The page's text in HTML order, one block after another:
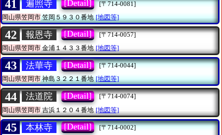
41 遍照寺 [Detail]
[〒714-0081]
岡山県笠岡市笠岡５９３０番地 [地図等]
42 報恩寺 [Detail]
[〒714-0057]
岡山県笠岡市金浦１４３３番地 [地図等]
43 法華寺 [Detail]
[〒714-0044]
岡山県笠岡市神島３２２１番地 [地図等]
44 法道院 [Detail]
[〒714-0074]
岡山県笠岡市 吉浜１２０４番地 [地図等]
45 本林寺 [Detail]
[〒714-0002]